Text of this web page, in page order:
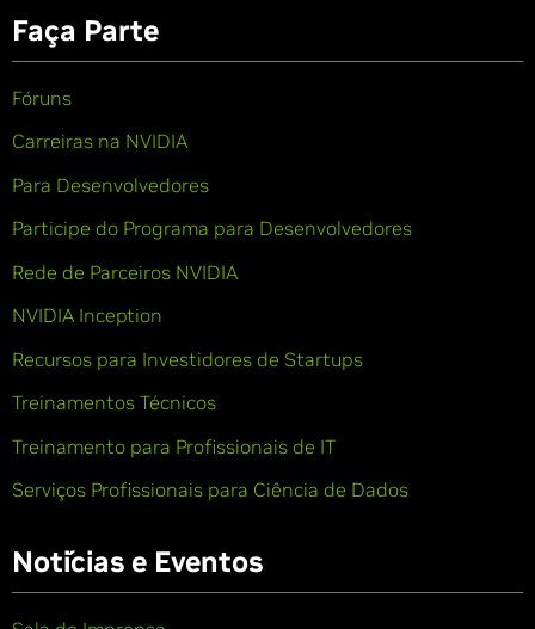
Faça Parte
Fóruns
Carreiras na NVIDIA
Para Desenvolvedores
Participe do Programa para Desenvolvedores
Rede de Parceiros NVIDIA
NVIDIA Inception
Recursos para Investidores de Startups
Treinamentos Técnicos
Treinamento para Profissionais de IT
Serviços Profissionais para Ciência de Dados
Notícias e Eventos